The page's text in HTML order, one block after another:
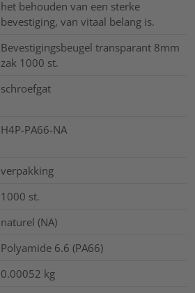
het behouden van een sterke
bevestiging, van vitaal belang is.
Bevestigingsbeugel transparant 8mm
zak 1000 st.
schroefgat
H4P-PA66-NA
verpakking
1000 st.
naturel (NA)
Polyamide 6.6 (PA66)
0.00052 kg